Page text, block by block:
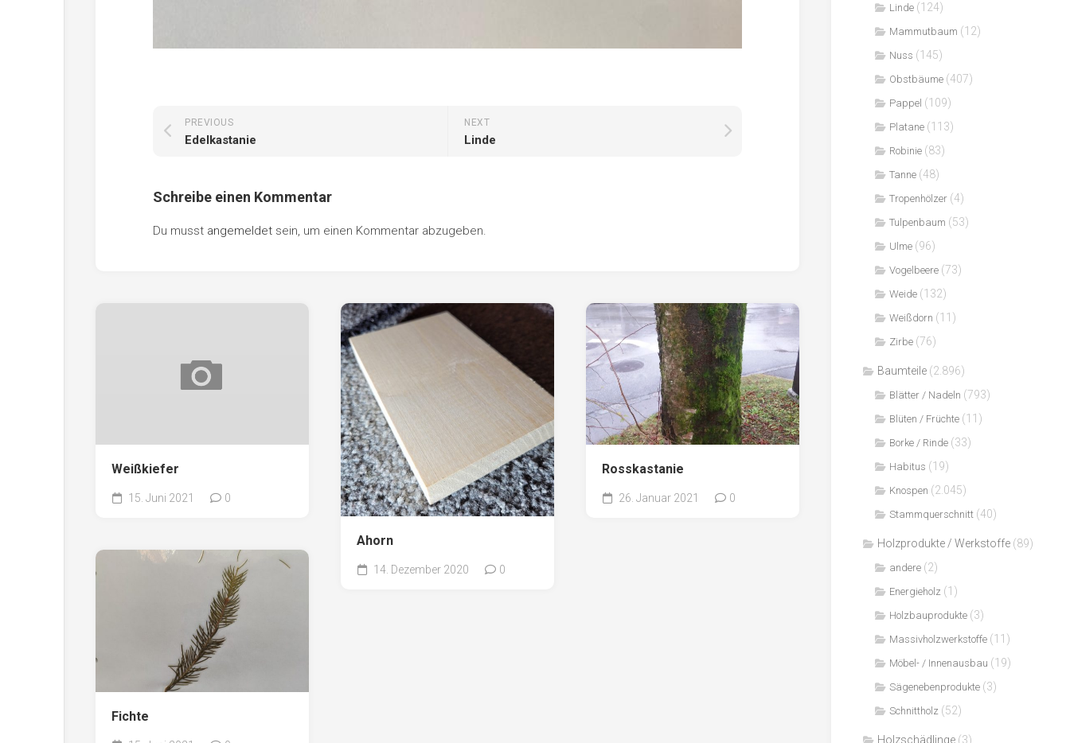
NEXT
Linde
PREVIOUS
Edelkastanie
Schreibe einen Kommentar
Du musst angemeldet sein, um einen Kommentar abzugeben.
Weißkiefer
15. Juni 2021 0
Ahorn
14. Dezember 2020 0
Rosskastanie
26. Januar 2021 0
Fichte
Linde (124)
Mammutbaum (12)
Nuss (145)
Obstbäume (407)
Pappel (109)
Platane (113)
Robinie (83)
Tanne (48)
Tropenhölzer (4)
Tulpenbaum (53)
Ulme (96)
Vogelbeere (73)
Weide (132)
Weißdorn (11)
Zirbe (76)
Baumteile (2.896)
Blätter / Nadeln (793)
Blüten / Früchte (11)
Borke / Rinde (33)
Habitus (19)
Knospen (2.045)
Stammquerschnitt (40)
Holzprodukte / Werkstoffe (89)
andere (2)
Energieholz (1)
Holzbauprodukte (3)
Massivholzwerkstoffe (11)
Möbel- / Innenausbau (19)
Sägenebenprodukte (3)
Schnittholz (52)
Holzschädlinge (3)